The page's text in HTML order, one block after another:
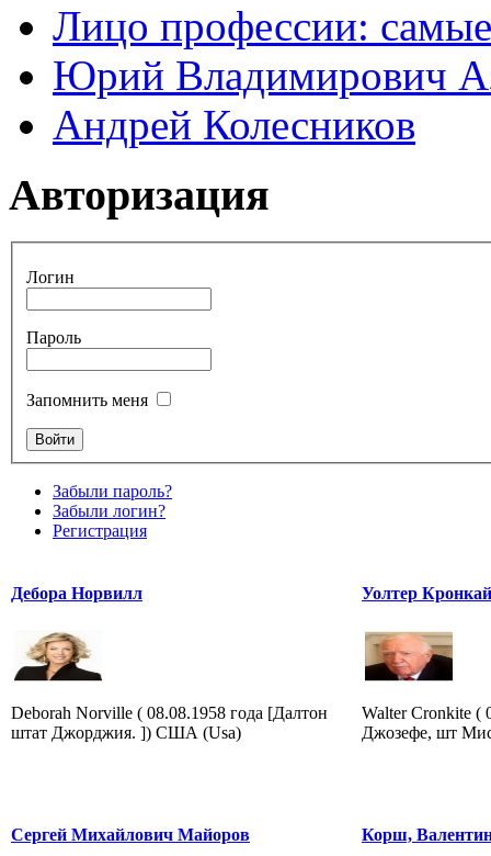
Лицо профессии:
Юрий Владимирович
Андрей Колесников
Авторизация
Логин
Пароль
Запомнить меня
Забыли пароль?
Забыли логин?
Регистрация
Дебора Норвилл
Deborah Norville ( 08.08.1958 года [Далтон
штат Джорджия. ]) США (Usa)
Уолтер
Walter Cronkite (
Джозефе, шт
Сергей Михайлович Майоров Корш,